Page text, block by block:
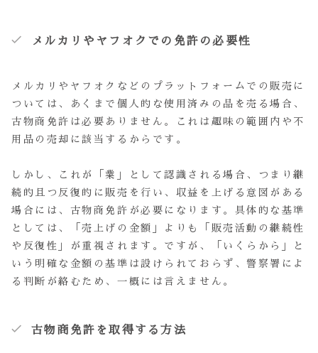
メルカリやヤフオクでの免許の必要性
メルカリやヤフオクなどのプラットフォームでの販売に
ついては、あくまで個人的な使用済みの品を売る場合、
古物商免許は必要ありません。これは趣味の範囲内や不
用品の売却に該当するからです。
しかし、これが「業」として認識される場合、つまり継
続的且つ反復的に販売を行い、収益を上げる意図がある
場合には、古物商免許が必要になります。具体的な基準
としては、「売上げの金額」よりも「販売活動の継続性
や反復性」が重視されます。ですが、「いくらから」と
いう明確な金額の基準は設けられておらず、警察署によ
る判断が絡むため、一概には言えません。
古物商免許を取得する方法